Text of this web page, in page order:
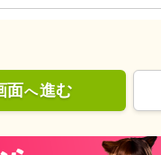
面へ進む